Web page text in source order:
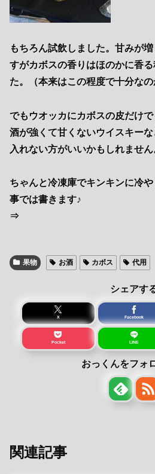
もちろん試飲しました。甘みが
すがカボスの香りはほのかに香
た。（本来はこの程度で十分なの
でもウオッカにカボスの皮だけ
酒が強くて甘くないウイスキー
入れない方がいいかもしれません
ちゃんと冷凍庫でキンキンに冷
事では書きます♪
⇒
果物 お酒 カボス 代用
シェアす
X Facebook
Pocket LINE
おっくんをフォ
関連記事